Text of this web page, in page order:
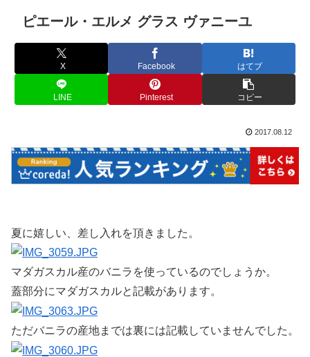
ピエール・エルメ グラス ヴァニーユ
X Facebook はてブ
LINE Pinterest コピー
2017.08.12
夏に嬉しい、差し入れを頂きました。
マダガスカル産のバニラを使っているのでしょうか。
蓋部分にマダガスカルと記載があります。
ただバニラの産地までは裏には記載していませんでした。